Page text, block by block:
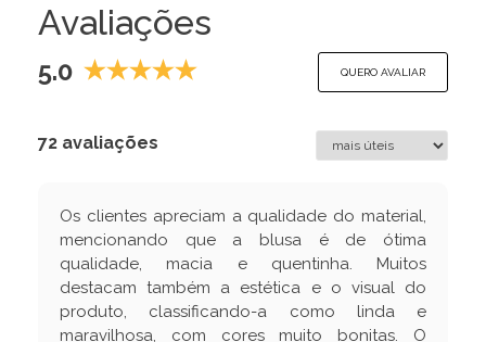
Avaliações
5.0 QUERO AVALIAR
72 avaliações
Os clientes apreciam a qualidade do material,
mencionando que a blusa é de ótima
qualidade, macia e quentinha. Muitos
destacam também a estética e o visual do
produto, classificando-a como linda e
maravilhosa, com cores muito bonitas. O